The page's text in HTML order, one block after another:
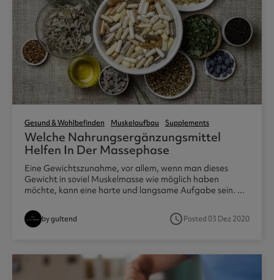
Gesund & Wohlbefinden Muskelaufbau Supplements
Welche Nahrungsergänzungsmittel
Helfen In Der Massephase
Eine Gewichtszunahme, vor allem, wenn man dieses
Gewicht in soviel Muskelmasse wie möglich haben
möchte, kann eine harte und langsame Aufgabe sein. ...
by gultend access_timePosted 03 Dez 2020